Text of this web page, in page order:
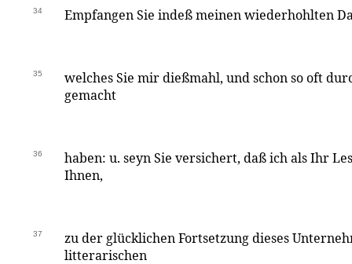
34 Empfangen Sie indeß meinen wiederhohlten
35
welches Sie mir dießmahl, und schon so oft
gemacht
36
haben: u. seyn Sie versichert, daß ich als Ihr
Ihnen,
37
zu der glücklichen Fortsetzung dieses
litterarischen